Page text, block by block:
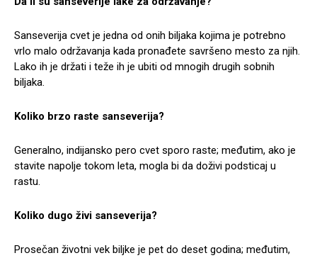
Sanseverija cvet je jedna od onih biljaka kojima je potrebno
vrlo malo održavanja kada pronađete savršeno mesto za njih.
Lako ih je držati i teže ih je ubiti od mnogih drugih sobnih
biljaka.
Koliko brzo raste sanseverija?
Generalno, indijansko pero cvet sporo raste; međutim, ako je
stavite napolje tokom leta, mogla bi da doživi podsticaj u
rastu.
Koliko dugo živi sanseverija?
Prosečan životni vek biljke je pet do deset godina; međutim,